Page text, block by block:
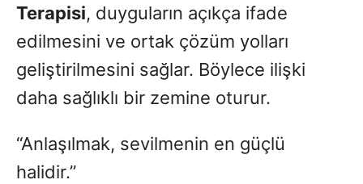
Terapisi, duyguların açıkça ifade
edilmesini ve ortak çözüm yolları
geliştirilmesini sağlar. Böylece ilişki
daha sağlıklı bir zemine oturur.
“Anlaşılmak, sevilmenin en güçlü
halidir.”